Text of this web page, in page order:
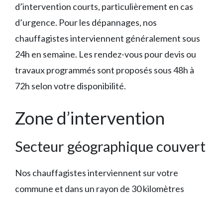
d’intervention courts, particulièrement en cas
d’urgence. Pour les dépannages, nos
chauffagistes interviennent généralement sous
24h en semaine. Les rendez-vous pour devis ou
travaux programmés sont proposés sous 48h à
72h selon votre disponibilité.
Zone d’intervention
Secteur géographique couvert
Nos chauffagistes interviennent sur votre
commune et dans un rayon de 30 kilomètres